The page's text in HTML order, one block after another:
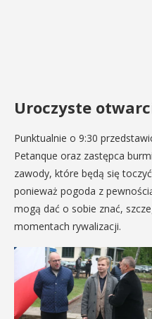
Uroczyste
Punktualnie o 9:30
Petanque oraz zastępca
zawody, które będą się
ponieważ pogoda z
mogą dać o sobie znać,
momentach rywalizacji.